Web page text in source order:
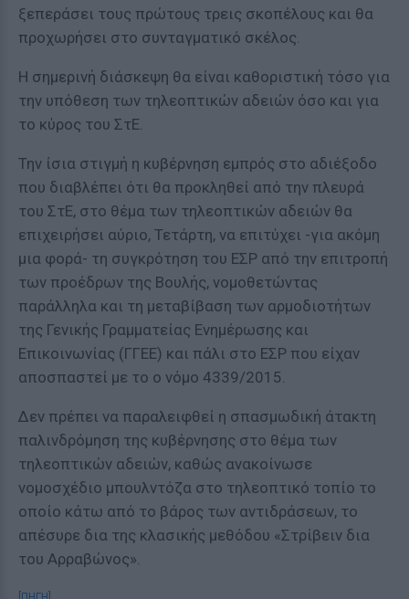
ξεπεράσει τους πρώτους τρεις σκοπέλους και θα
προχωρήσει στο συνταγματικό σκέλος.
Η σημερινή διάσκεψη θα είναι καθοριστική τόσο για
την υπόθεση των τηλεοπτικών αδειών όσο και για
το κύρος του ΣτΕ.
Την ίσια στιγμή η κυβέρνηση εμπρός στο αδιέξοδο
που διαβλέπει ότι θα προκληθεί από την πλευρά
του ΣτΕ, στο θέμα των τηλεοπτικών αδειών θα
επιχειρήσει αύριο, Τετάρτη, να επιτύχει -για ακόμη
μια φορά- τη συγκρότηση του ΕΣΡ από την επιτροπή
των προέδρων της Βουλής, νομοθετώντας
παράλληλα και τη μεταβίβαση των αρμοδιοτήτων
της Γενικής Γραμματείας Ενημέρωσης και
Επικοινωνίας (ΓΓΕΕ) και πάλι στο ΕΣΡ που είχαν
αποσπαστεί με το ο νόμο 4339/2015.
Δεν πρέπει να παραλειφθεί η σπασμωδική άτακτη
παλινδρόμηση της κυβέρνησης στο θέμα των
τηλεοπτικών αδειών, καθώς ανακοίνωσε
νομοσχέδιο μπουλντόζα στο τηλεοπτικό τοπίο το
οποίο κάτω από το βάρος των αντιδράσεων, το
απέσυρε δια της κλασικής μεθόδου «Στρίβειν δια
του Αρραβώνος».